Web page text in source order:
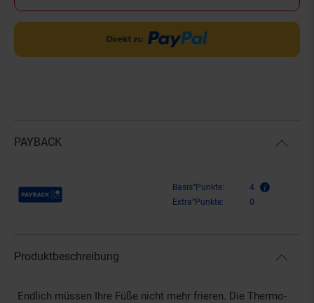
PAYBACK
Payback Punkte Basis°Punkte:
4
Extra°Punkte:
0
Produktbeschreibung
Endlich müssen Ihre Füße nicht mehr frieren. Die Thermo-